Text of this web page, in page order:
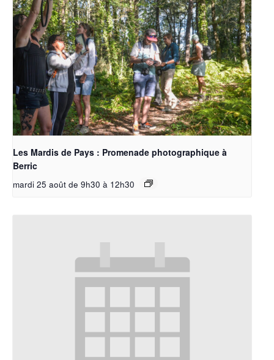
Les Mardis de Pays : Promenade photographique à
Berric
mardi 25 août de 9h30 à 12h30